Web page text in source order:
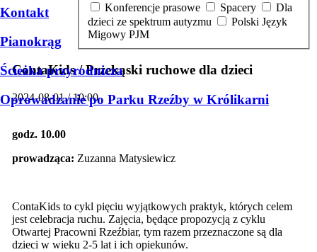
Kontakt
Pianokrąg
Ścieżka przyrodnicza
Oprowadzanie po Parku Rzeźby w Królikarni
Konferencje prasowe
Spacery
dzieci ze spektrum autyzmu
Migowy PJM
ContaKids / Przekąski ruchowe dla dzieci
2024-08-01 / 10:00
godz. 10.00
prowadząca: Zuzanna Matysiewicz
ContaKids to cykl pięciu wyjątkowych praktyk, których celem
jest celebracja ruchu. Zajęcia, będące propozycją z cyklu
Otwartej Pracowni Rzeźbiar, tym razem przeznaczone są dla
dzieci w wieku 2-5 lat i ich opiekunów.